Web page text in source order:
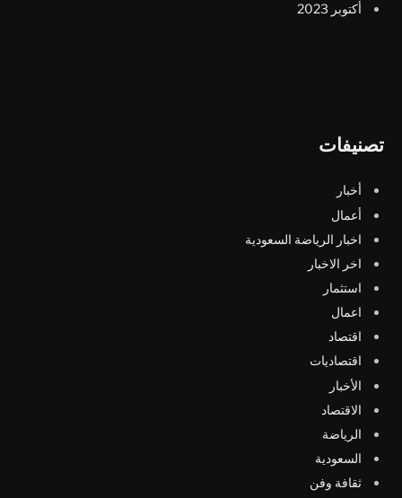
أكتوبر 2023
تصنيفات
أخبار
أعمال
اخبار الرياضة السعودية
اخر الاخبار
استثمار
اعمال
اقتصاد
اقتصاديات
الأخبار
الاقتصاد
الرياضة
السعودية
ثقافة وفن